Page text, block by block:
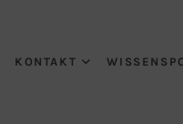
KONTAKT